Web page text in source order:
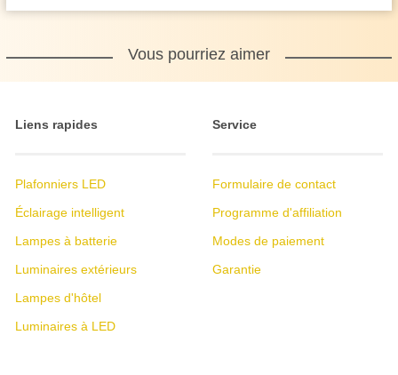
Vous pourriez aimer
Liens rapides
Plafonniers LED
Éclairage intelligent
Lampes à batterie
Luminaires extérieurs
Lampes d'hôtel
Luminaires à LED
Service
Formulaire de contact
Programme d'affiliation
Modes de paiement
Garantie